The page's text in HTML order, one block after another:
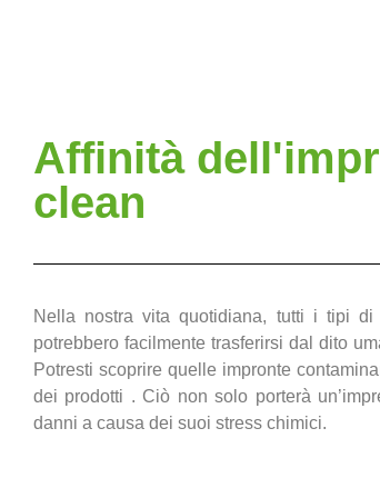
Affinità
clean
Nella nostra vita quotidiana, tutti i tipi
potrebbero facilmente trasferirsi dal dito
Potresti scoprire quelle impronte
dei prodotti . Ciò non solo porterà
danni a causa dei suoi stress chimici.